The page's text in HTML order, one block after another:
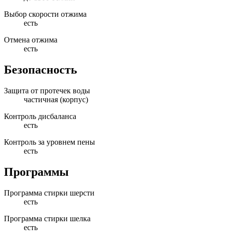
Выбор скорости отжима
есть
Отмена отжима
есть
Безопасность
Защита от протечек воды
частичная (корпус)
Контроль дисбаланса
есть
Контроль за уровнем пены
есть
Программы
Программа стирки шерсти
есть
Программа стирки шелка
есть